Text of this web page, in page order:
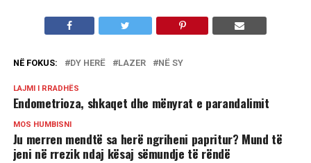
NË FOKUS: DY HERË LAZER NË SY
LAJMI I RRADHËS
Endometrioza, shkaqet dhe mënyrat e parandalimit
MOS HUMBISNI
Ju merren mendtë sa herë ngriheni papritur? Mund të
jeni në rrezik ndaj kësaj sëmundje të rëndë